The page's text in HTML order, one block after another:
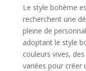
Le style bohème
recherchent une
pleine de
adoptant le style
couleurs vives,
variées pour créer